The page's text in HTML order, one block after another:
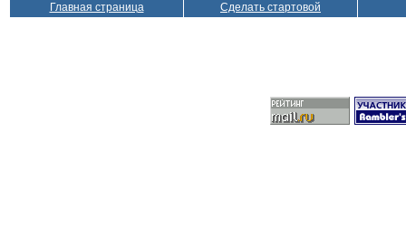
Главная страница Сделать стартовой